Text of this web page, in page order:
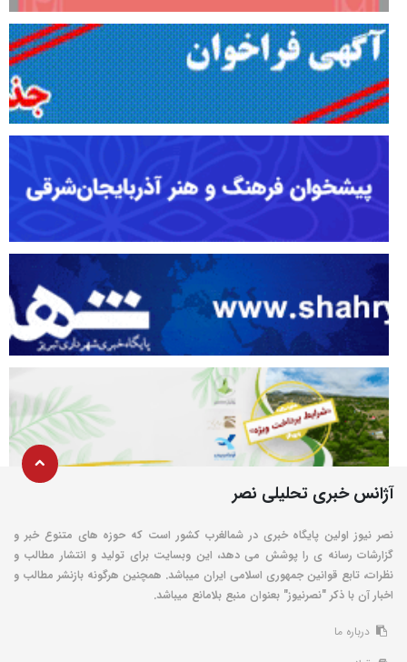
آژانس خبری تحلیلی نصر
نصر نیوز اولین پایگاه خبری در شمالغرب کشور است که حوزه های متنوع خبر و
گزارشات رسانه ی را پوشش می دهد، این وبسایت برای تولید و انتشار مطالب و
نظرات، تابع قوانین جمهوری اسلامی ایران میباشد. همچنین هرگونه بازنشر مطالب و
اخبار آن با ذکر "نصرنیوز" بعنوان منبع بلامانع میباشد.
درباره ما